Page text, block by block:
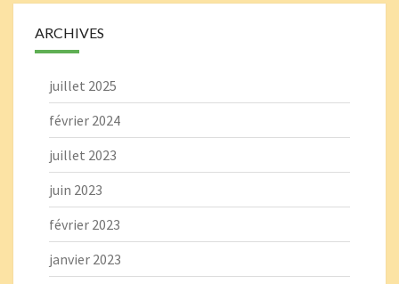
ARCHIVES
juillet 2025
février 2024
juillet 2023
juin 2023
février 2023
janvier 2023